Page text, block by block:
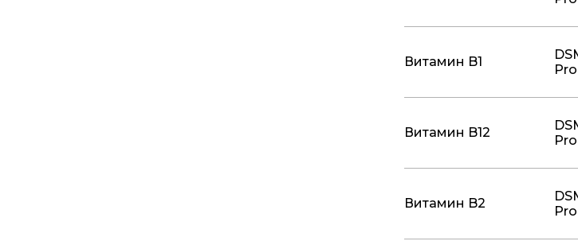
Витамин B1
Витамин B12
Витамин B2